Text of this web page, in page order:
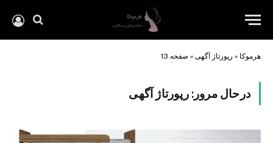
هرموکا » رپورتاژ آگهی » صفحه 13
درحال مرور:رپورتاژ آگهی